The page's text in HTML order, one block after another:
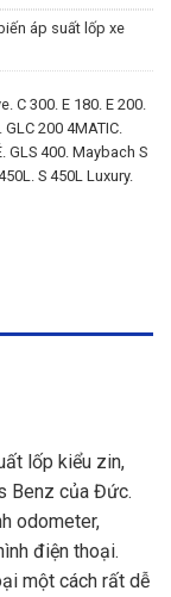
áp suất lốp xe
C 300. E 180. E 200.
GLC 200 4MATIC.
GLS 400. Maybach S
S 450L Luxury.
lốp kiểu zin,
Benz của Đức.
odometer,
điện thoại.
một cách rất dễ